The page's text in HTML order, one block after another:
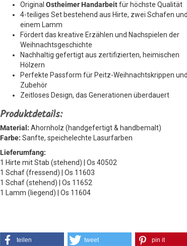
OriginalOstheimer Handarbeitfür höchste Qualität
4-teiliges Set bestehend aus Hirte, zwei Schafen und
einem Lamm
Fördert das kreative Erzählen und Nachspielen der
Weihnachtsgeschichte
Nachhaltig gefertigt aus zertifizierten, heimischen
Hölzern
Perfekte Passform für Peitz-Weihnachtskrippen und
Zubehör
Zeitloses Design, das Generationen überdauert
Produktdetails:
Material: Ahornholz (handgefertigt & handbemalt)
Farbe: Sanfte, speichelechte Lasurfarben
Lieferumfang:
1 Hirte mit Stab (stehend) | Os 40502
1 Schaf (fressend) | Os 11603
1 Schaf (stehend) | Os 11652
1 Lamm (liegend) | Os 11604
teilen tweet pin it